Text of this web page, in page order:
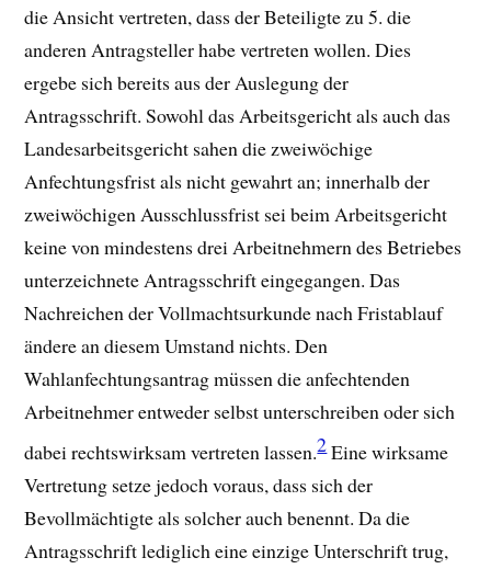
die Ansicht vertreten, dass der Beteiligte zu 5. die
anderen Antragsteller habe vertreten wollen. Dies
ergebe sich bereits aus der Auslegung der
Antragsschrift. Sowohl das Arbeitsgericht als auch das
Landesarbeitsgericht sahen die zweiwöchige
Anfechtungsfrist als nicht gewahrt an; innerhalb der
zweiwöchigen Ausschlussfrist sei beim Arbeitsgericht
keine von mindestens drei Arbeitnehmern des Betriebes
unterzeichnete Antragsschrift eingegangen. Das
Nachreichen der Vollmachtsurkunde nach Fristablauf
ändere an diesem Umstand nichts. Den
Wahlanfechtungsantrag müssen die anfechtenden
Arbeitnehmer entweder selbst unterschreiben oder sich
dabei rechtswirksam vertreten lassen.2Eine wirksame
Vertretung setze jedoch voraus, dass sich der
Bevollmächtigte als solcher auch benennt. Da die
Antragsschrift lediglich eine einzige Unterschrift trug,